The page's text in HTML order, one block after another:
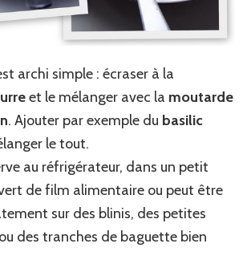
archi simple : écraser à la
et le mélanger avec la moutarde
. Ajouter par exemple du basilic
le tout.
au réfrigérateur, dans un petit
de film alimentaire ou peut être
sur des blinis, des petites
des tranches de baguette bien